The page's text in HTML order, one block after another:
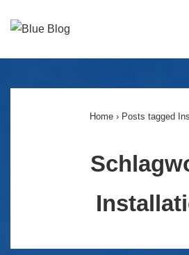
Zum
Navigation
Home › Posts tagged